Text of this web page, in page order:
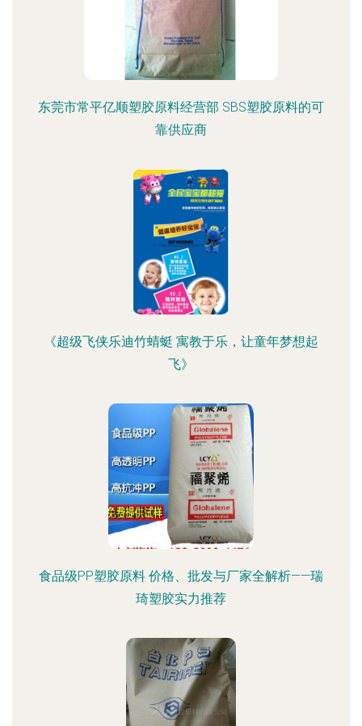
东莞市常平亿顺塑胶原料经营部 SBS塑胶原料的可
靠供应商
《超级飞侠乐迪竹蜻蜓 寓教于乐，让童年梦想起
飞》
食品级PP塑胶原料 价格、批发与厂家全解析——瑞
琦塑胶实力推荐